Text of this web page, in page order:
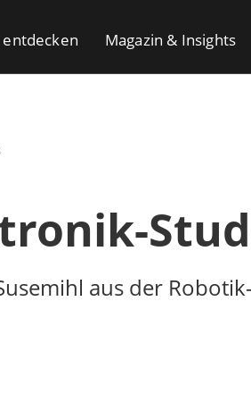
Magazin & Insights
aus der Robotik-